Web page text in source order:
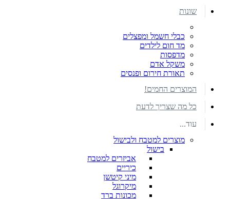
שונות
כבלי חשמל ומפצלים
מד חום לילדים
מדפסות
משקל אדם
תאורת חירום ופנסים
המוצרים החמים!
כל מה שצריך לדעת
עוד...
מוצרים למטבח ולבישול
בישול
אביזרים למטבח
כיריים
מיני קיטשן
מיקרוגל
מכונות ברד